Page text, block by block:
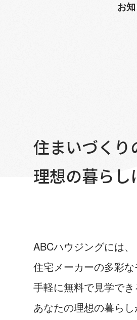
お
住まいづくり
理想の暮らし
ABCハウジングには、
住宅メーカーの多彩
手軽に無料で見学でき
あなたの理想の暮らし